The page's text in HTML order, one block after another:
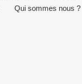
Qui sommes nous ?